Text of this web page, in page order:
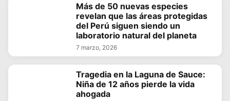
Más de 50 nuevas especies
revelan que las áreas protegidas
del Perú siguen siendo un
laboratorio natural del planeta
7 marzo, 2026
Tragedia en la Laguna de Sauce:
Niña de 12 años pierde la vida
ahogada